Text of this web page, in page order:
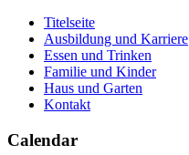
Skip
content
Titelseite
Ausbildung und Karriere
Essen und Trinken
Familie und Kinder
Haus und Garten
Kontakt
Calendar